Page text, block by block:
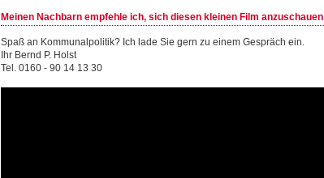
Meinen Nachbarn empfehle ich, sich diesen kleinen Film anzuschauen
Spaß an Kommunalpolitik? Ich lade Sie gern zu einem Gespräch ein.
Ihr Bernd P. Holst
Tel. 0160 - 90 14 13 30